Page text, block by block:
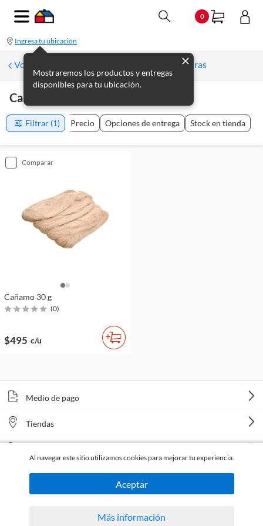
0
Ingresa tu ubicación
Mostraremos los productos y entregas
disponibles para tu ubicación.
Volver a Herramientas de plomería y soldaduras
Canamos
Filtrar (1) Precio Opciones de entrega Stock en tienda
comparar
Cañamo 30 g
(0)
$495 c/u
Medio de pago
Tiendas
Todos los derechos reservados Homecenter Sodimac S.A. | R.U.T. 216996650015.
Al navegar este sitio utilizamos cookies para mejorar tu experiencia.
Aceptar
Más información